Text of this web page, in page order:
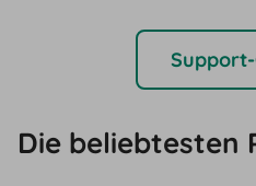
Die beliebtesten